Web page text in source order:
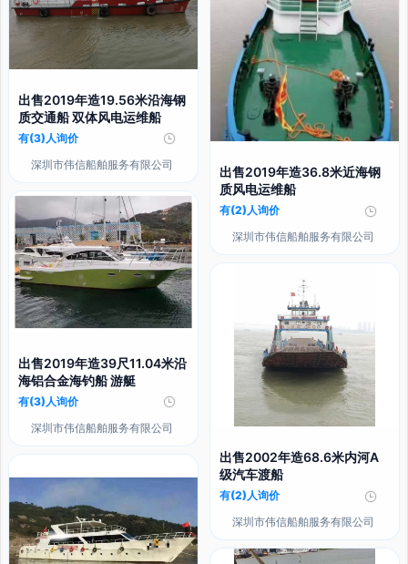
出售2019年造19.56米沿海钢
质交通船 双体风电运维船
有(3)人询价
深圳市伟信船舶服务有限公司
出售2019年造39尺11.04米沿
海铝合金海钓船 游艇
有(3)人询价
深圳市伟信船舶服务有限公司
出售2019年造36.8米近海钢
质风电运维船
有(2)人询价
深圳市伟信船舶服务有限公司
出售2002年造68.6米内河A
级汽车渡船
有(2)人询价
深圳市伟信船舶服务有限公司